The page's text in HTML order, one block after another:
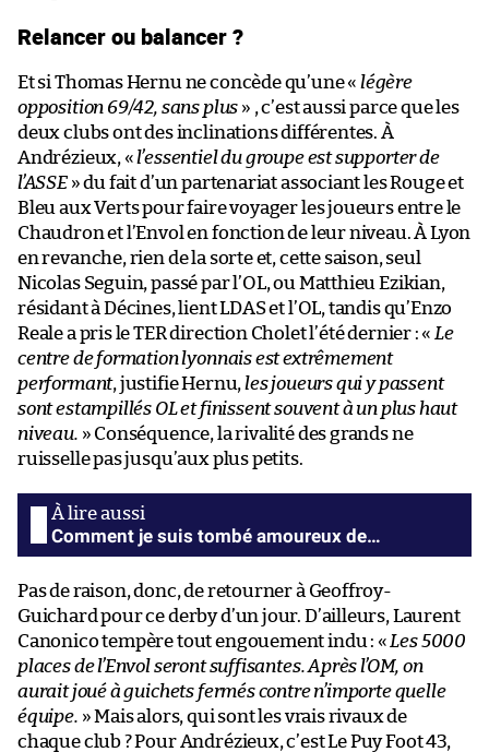
Relancer ou balancer ?
Et si Thomas Hernu ne concède qu’une « légère
opposition 69/42, sans plus » , c’est aussi parce que les
deux clubs ont des inclinations différentes. À
Andrézieux, « l’essentiel du groupe est supporter de
l’ASSE» du fait d’un partenariat associant les Rouge et
Bleu aux Verts pour faire voyager les joueurs entre le
Chaudron et l’Envol en fonction de leur niveau. À Lyon
en revanche, rien de la sorte et, cette saison, seul
Nicolas Seguin, passé par l’OL, ou Matthieu Ezikian,
résidant à Décines, lient LDAS et l’OL, tandis qu’Enzo
Reale a pris le TER direction Cholet l’été dernier : « Le
centre de formation lyonnais est extrêmement
performant, justifie Hernu, les joueurs qui y passent
sont estampillés OL et finissent souvent à un plus haut
niveau. » Conséquence, la rivalité des grands ne
ruisselle pas jusqu’aux plus petits.
Comment je suis tombé amoureux de…
Pas de raison, donc, de retourner à Geoffroy-
Guichard pour ce derby d’un jour. D’ailleurs, Laurent
Canonico tempère tout engouement indu : « Les 5000
places de l’Envol seront suffisantes. Après l’OM, on
aurait joué à guichets fermés contre n’importe quelle
équipe. » Mais alors, qui sont les vrais rivaux de
chaque club ? Pour Andrézieux, c’est Le Puy Foot 43,